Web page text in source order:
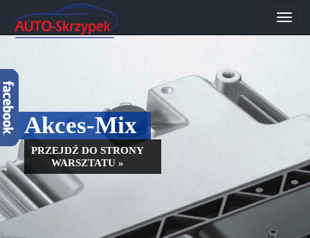
Akces-Mix
PRZEJDŹ DO STRONY
WARSZTATU »